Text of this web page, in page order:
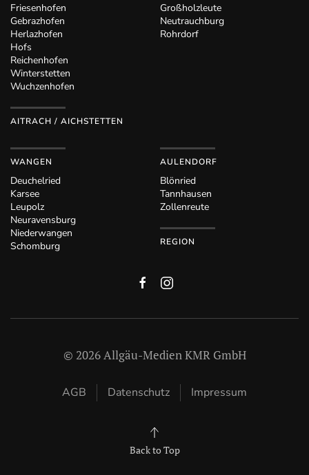
Friesenhofen
Gebrazhofen
Herlazhofen
Hofs
Reichenhofen
Winterstetten
Wuchzenhofen
AITRACH / AICHSTETTEN
Großholzleute
Neutrauchburg
Rohrdorf
WANGEN
Deuchelried
Karsee
Leupolz
Neuravensburg
Niederwangen
Schomburg
AULENDORF
Blönried
Tannhausen
Zollenreute
REGION
© 2026Allgäu-Medien KMR GmbH
AGB Datenschutz Impressum
Back to Top